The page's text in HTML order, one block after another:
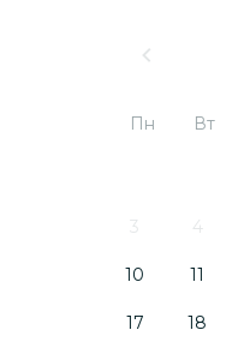
Пн Вт
3 4
10 11
17 18